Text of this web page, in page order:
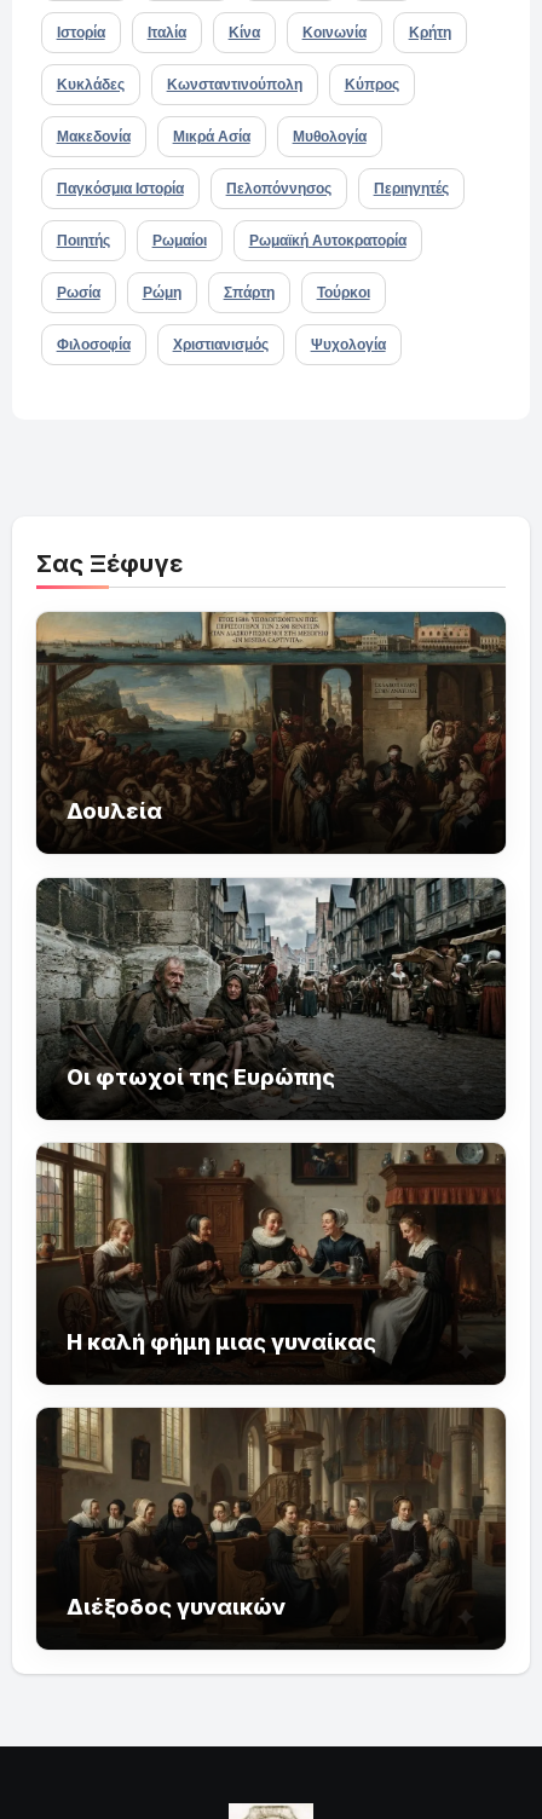
Ιστορία Ιταλία Κίνα Κοινωνία Κρήτη
Κυκλάδες Κωνσταντινούπολη Κύπρος
Μακεδονία Μικρά Ασία Μυθολογία
Παγκόσμια Ιστορία Πελοπόννησος Περιηγητές
Ποιητής Ρωμαίοι Ρωμαϊκή Αυτοκρατορία
Ρωσία Ρώμη Σπάρτη Τούρκοι
Φιλοσοφία Χριστιανισμός Ψυχολογία
Σας Ξέφυγε
Δουλεία
Οι φτωχοί της Ευρώπης
Η καλή φήμη μιας γυναίκας
Διέξοδος γυναικών